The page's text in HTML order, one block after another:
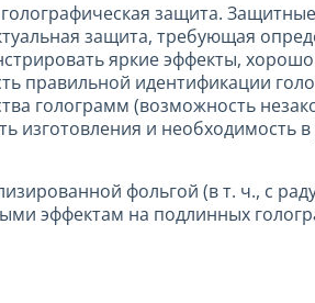
защита.
защита, требующая
яркие эффекты,
правильной идентификации
голограмм (возможность
изготовления и необходимость
фольгой (в т. ч., с
эффектам на подлинных